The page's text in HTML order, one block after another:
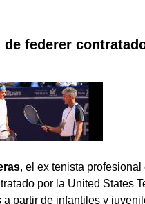
de federer
, el ex tenista
por la United States
a partir de infantiles y